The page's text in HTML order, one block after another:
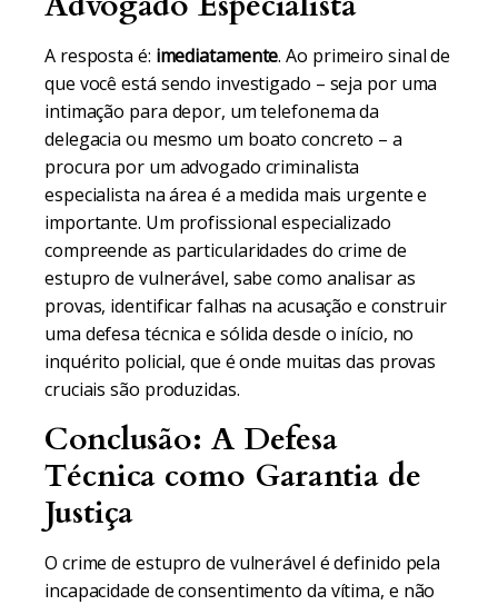
A resposta é: imediatamente. Ao primeiro sinal de
que você está sendo investigado – seja por uma
intimação para depor, um telefonema da
delegacia ou mesmo um boato concreto – a
procura por um advogado criminalista
especialista na área é a medida mais urgente e
importante. Um profissional especializado
compreende as particularidades do crime de
estupro de vulnerável, sabe como analisar as
provas, identificar falhas na acusação e construir
uma defesa técnica e sólida desde o início, no
inquérito policial, que é onde muitas das provas
cruciais são produzidas.
Conclusão: A Defesa
Técnica como Garantia de
Justiça
O crime de estupro de vulnerável é definido pela
incapacidade de consentimento da vítima, e não